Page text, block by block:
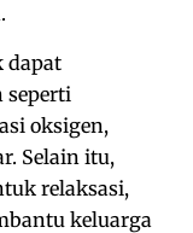
dapat
seperti
oksigen,
Selain itu,
relaksasi,
keluarga